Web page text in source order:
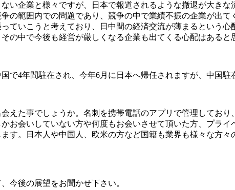
い企業と様々ですが、日本で報道されるような撤退が大き
の範囲内での問題であり、競争の中で業績不振の企業が出
ていこうと考えており、日中間の経済交流が薄まるという
の中で今後も経営が厳しくなる企業も出てくる心配はあると
で4年間駐在され、今年6月に日本へ帰任されますが、中国駐
えた事でしょうか。名刺を携帯電話のアプリで管理してお
お会いしていない方や何度もお会いさせて頂いた方、プラ
す。日本人や中国人、欧米の方など国籍も業界も様々な方
今後の展望をお聞かせ下さい。